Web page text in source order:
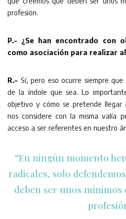
profesión.
P.- ¿Se han encontrado con
como asociación para realizar
R.- Sí, pero eso ocurre siempre
de la índole que sea. Lo
objetivo y cómo se pretende llegar
nos considere con la misma valía
acceso a ser referentes en nuestro
“En ningún momento
radicales, solo
deben ser unos mínimos